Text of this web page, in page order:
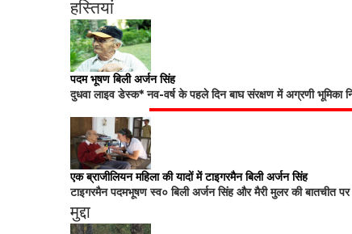
हस्तियां
पदम भूषण बिली अर्जन सिंह
दुधवा लाइव डेस्क* नव-वर्ष के पहले दिन बाघ संरक्षण में अग्रणी भूमिका
एक ब्राजीलियन महिला की यादों में टाइगरमैन बिली अर्जन सिंह
टाइगरमैन पदमभूषण स्व० बिली अर्जन सिंह और मैरी मुलर की बातचीत
मुद्दा